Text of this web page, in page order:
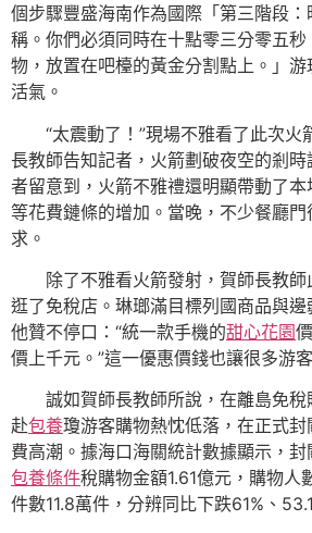
個步驟豐盛海南作為國際「第三階段
稱。你們必須同時在十點零三分零五
物，放置在吧檯的黃金分割點上。」
活氣。
“太震動了！”現場不雅看了此次
長教師告知記者，火箭劃破夜空的剎
者留意到，火箭不雅禮還明顯帶動了
等花費鏈條的增加。當晚，不少餐廳
求。
除了不雅看火箭發射，賀師長教
逛了免稅店。琳瑯滿目標列國商品與
他贊不停口：“統一款手機的甜心花園
價上千元。”這一優惠價錢也讓很多游
誠如賀師長教師所說，在離島免稅
赴包養瓊游客購物熱忱低落，在正式
費高潮。據海口海關統計數據顯示，
包養條件稅購物金額1.61億元，購物人
件數11.8萬件，分辨同比下跌61%、